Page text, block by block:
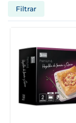
Filtrar
patatas
verduras
croquetas
canelones